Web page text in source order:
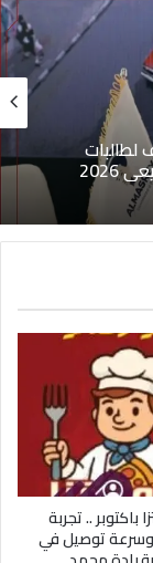
باكتوبر .. تجربة
توصيل في